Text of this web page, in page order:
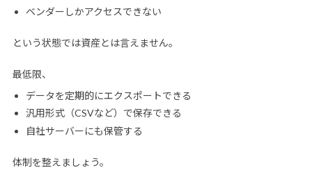
ベンダーしかアクセスできない
という状態では資産とは言えません。
最低限、
データを定期的にエクスポートできる
汎用形式（CSVなど）で保存できる
自社サーバーにも保管する
体制を整えましょう。